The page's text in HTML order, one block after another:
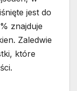
jest do
znajduje
Zaledwie
które